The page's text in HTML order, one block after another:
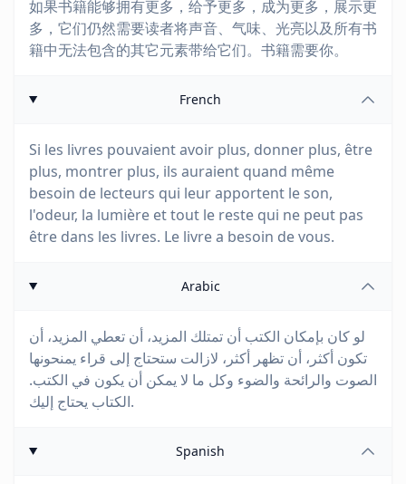
如果书籍能够拥有更多，给予更多，成为更多，展示更
多，它们仍然需要读者将声音、气味、光亮以及所有书
籍中无法包含的其它元素带给它们。书籍需要你。
French
Si les livres pouvaient avoir plus, donner plus, être
plus, montrer plus, ils auraient quand même
besoin de lecteurs qui leur apportent le son,
l'odeur, la lumière et tout le reste qui ne peut pas
être dans les livres. Le livre a besoin de vous.
Arabic
لو كان بإمكان الكتب أن تمتلك المزيد، أن تعطي المزيد، أن
تكون أكثر، أن تظهر أكثر، لازالت ستحتاج إلى قراء يمنحونها
الصوت والرائحة والضوء وكل ما لا يمكن أن يكون في الكتب.
الكتاب يحتاج إليك.
Spanish